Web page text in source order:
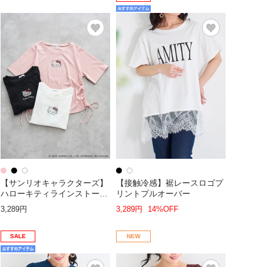
【サンリオキャラクターズ】
ハローキティラインストーン
裾ドロストTシャツ
3,289円
【接触冷感】裾レースロゴプ
リントプルオーバー
3,289円 14%OFF
SALE NEW